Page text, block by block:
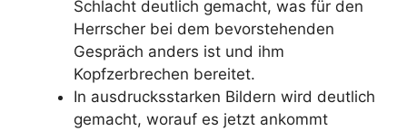
Schlacht deutlich gemacht, was für den
Herrscher bei dem bevorstehenden
Gespräch anders ist und ihm
Kopfzerbrechen bereitet.
In ausdrucksstarken Bildern wird deutlich
gemacht, worauf es jetzt ankommt